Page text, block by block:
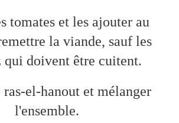
tomates et les ajouter au
la viande, sauf les
qui doivent être cuitent.
el-hanout et mélanger
l'ensemble.